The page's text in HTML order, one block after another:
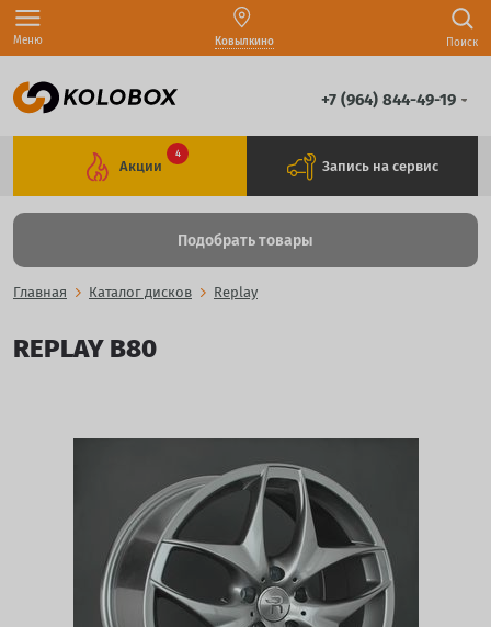
Меню Ковылкино Поиск
+7 (964) 844-49-19
Акции
4
Запись на сервис
Подобрать товары
Главная Каталог дисков Replay
REPLAY B80